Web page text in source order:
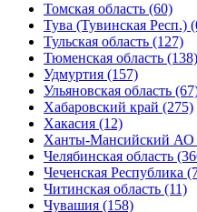
Томская область (60)
Тува (Тувинская Респ.)
Тульская область (127)
Тюменская область (138)
Удмуртия (157)
Ульяновская область
Хабаровский край (275)
Хакасия (12)
Ханты-Мансийский АО
Челябинская область
Чеченская Республика
Читинская область (11)
Чувашия (158)